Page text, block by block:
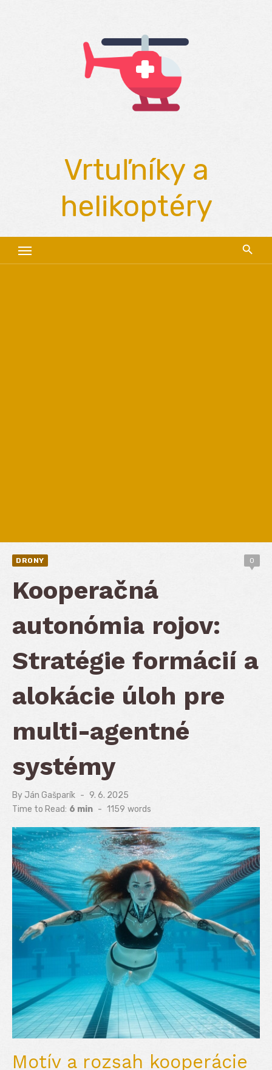
Vrtuľníky a
helikoptéry
DRONY 0
Kooperačná
autonómia rojov:
Stratégie formácií a
alokácie úloh pre
multi-agentné
systémy
By Ján Gašparík
Posted
on
9. 6. 2025
Time to Read: 6 min - 1159 words
Motív a rozsah kooperácie